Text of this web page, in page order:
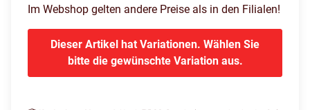
Im Webshop gelten andere Preise als in den Filialen!
Dieser Artikel hat Variationen. Wählen Sie
bitte die gewünschte Variation aus.